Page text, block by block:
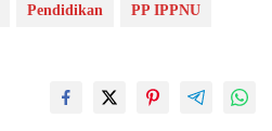
Pendidikan PP IPPNU